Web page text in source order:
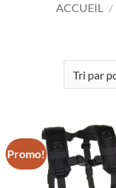
ACCUEIL /
Promo!